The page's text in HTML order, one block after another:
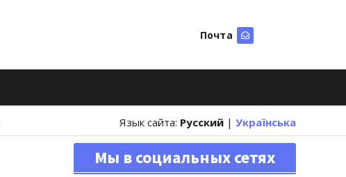
Почта
Язык сайта: Русский | Українська
Мы в социальных сетях